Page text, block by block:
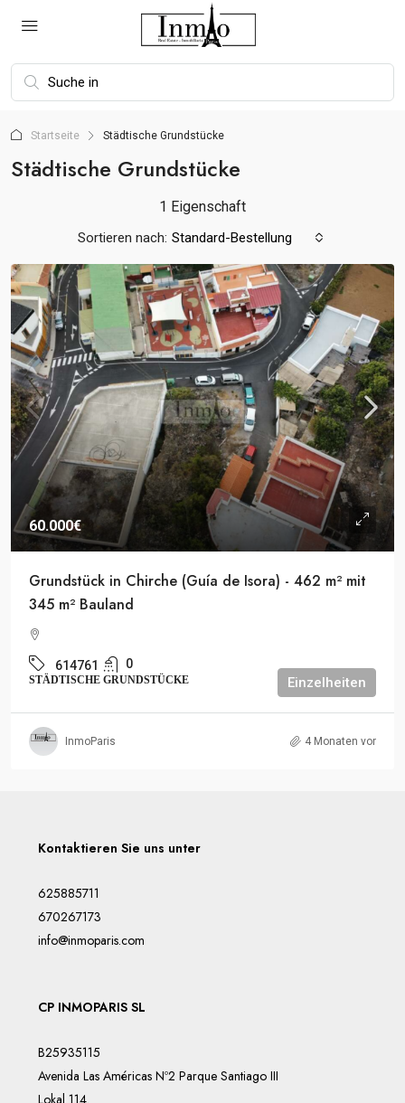
Startseite Städtische Grundstücke
Städtische Grundstücke
1 Eigenschaft
Sortieren nach: Standard-Bestellung
60.000€
Grundstück in Chirche (Guía de Isora) - 462 m² mit
345 m² Bauland
614761 0
STÄDTISCHE GRUNDSTÜCKE Einzelheiten
InmoParis 4 Monaten vor
Kontaktieren Sie uns unter
625885711
670267173
info@inmoparis.com
CP INMOPARIS SL
B25935115
Avenida Las Américas Nº2 Parque Santiago III
Lokal 114.